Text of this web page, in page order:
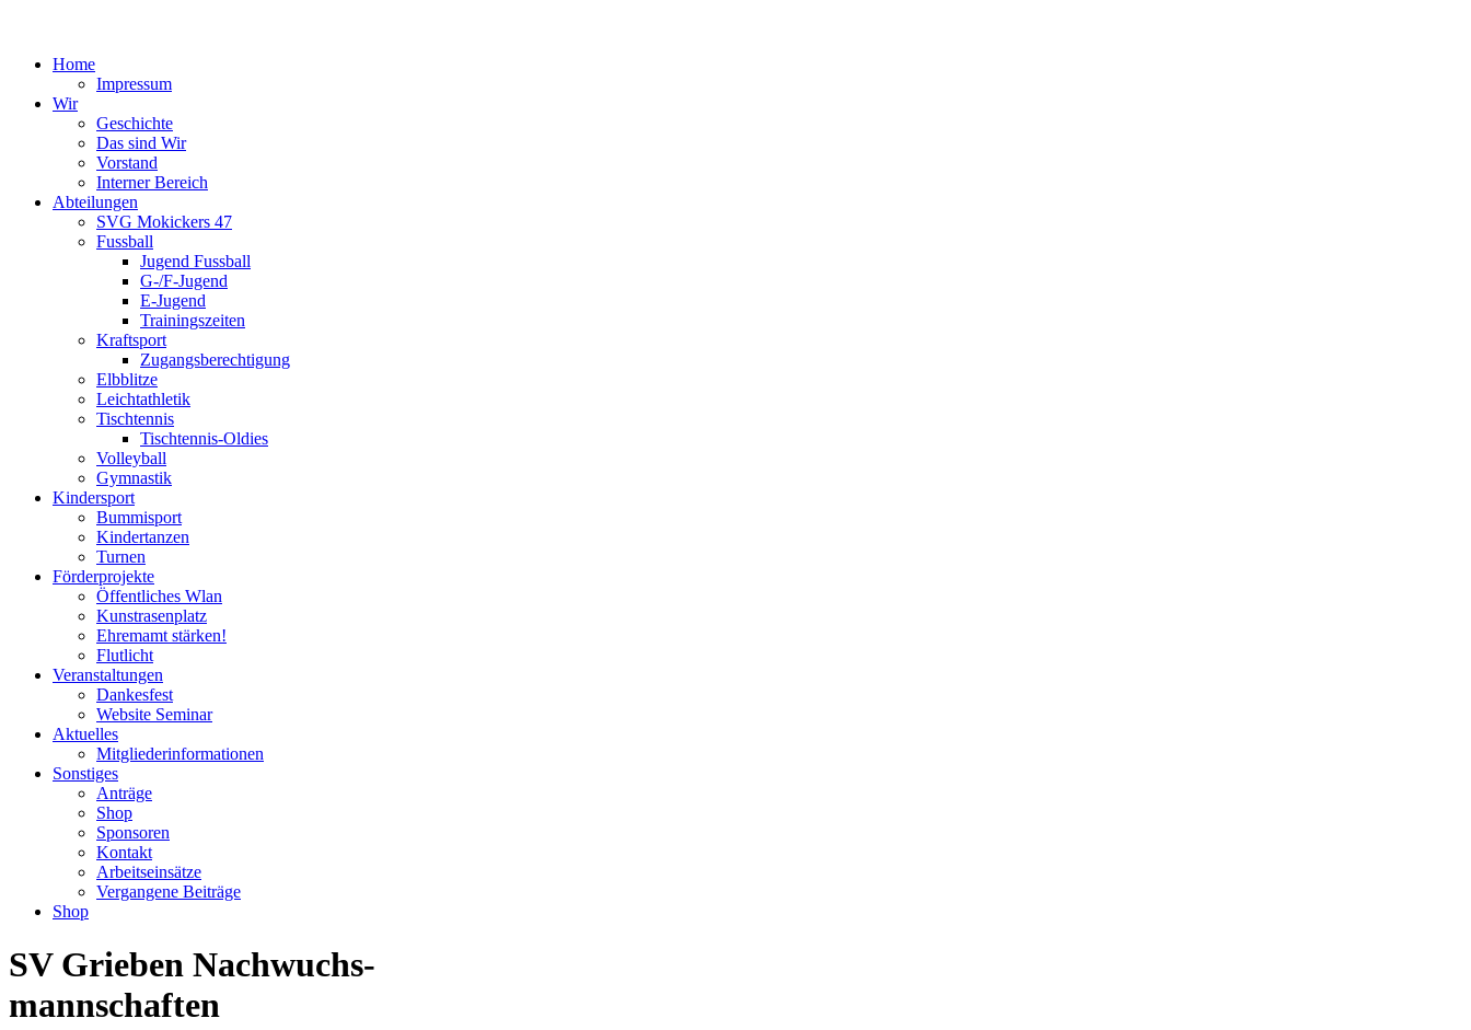
Home
Impressum
Wir
Geschichte
Das sind Wir
Vorstand
Interner Bereich
Abteilungen
SVG Mokickers 47
Fussball
Jugend Fussball
G-/F-Jugend
E-Jugend
Trainingszeiten
Kraftsport
Zugangsberechtigung
Elbblitze
Leichtathletik
Tischtennis
Tischtennis-Oldies
Volleyball
Gymnastik
Kindersport
Bummisport
Kindertanzen
Turnen
Förderprojekte
Öffentliches Wlan
Kunstrasenplatz
Ehremamt stärken!
Flutlicht
Veranstaltungen
Dankesfest
Website Seminar
Aktuelles
Mitgliederinformationen
Sonstiges
Anträge
Shop
Sponsoren
Kontakt
Arbeitseinsätze
Vergangene Beiträge
Shop
SV Grieben Nachwuchs-
mannschaften